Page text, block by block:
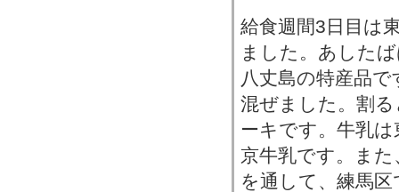
給食週間3日目は
ました。あした
八丈島の特産品
混ぜました。割
ーキです。牛乳
京牛乳です。ま
を通して、練馬